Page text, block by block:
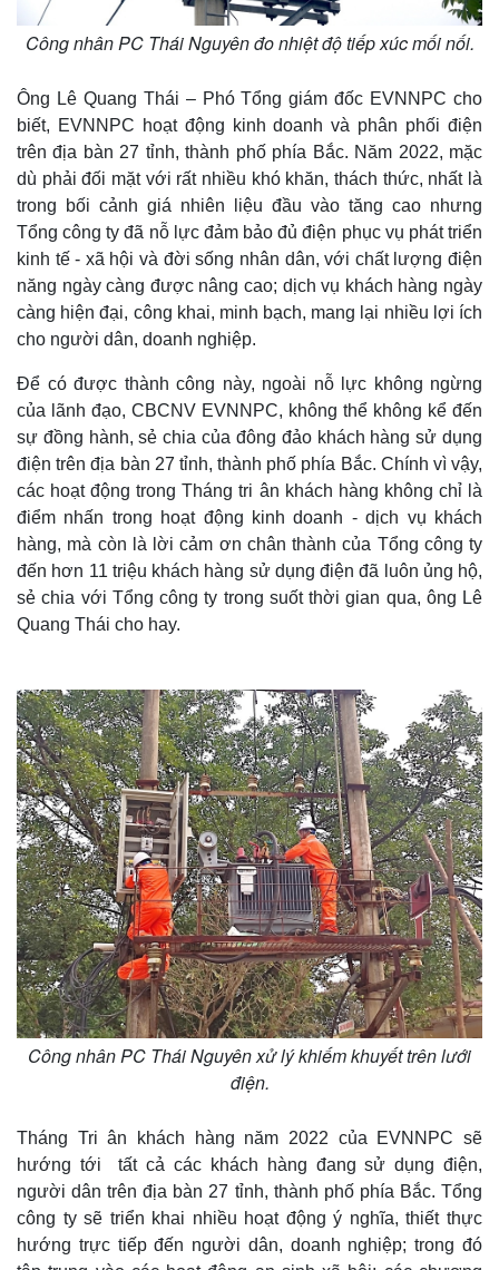
Cuộc sống đó đây
Hồ sơ
Ảnh
E-Magazine
Infographic
Công nhân PC Thái Nguyên đo nhiệt độ tiếp xúc mối nối.
Ông Lê Quang Thái – Phó Tổng giám đốc EVNNPC cho
biết, EVNNPC hoạt động kinh doanh và phân phối điện
trên địa bàn 27 tỉnh, thành phố phía Bắc. Năm 2022, mặc
dù phải đối mặt với rất nhiều khó khăn, thách thức, nhất là
trong bối cảnh giá nhiên liệu đầu vào tăng cao nhưng
Tổng công ty đã nỗ lực đảm bảo đủ điện phục vụ phát triển
kinh tế - xã hội và đời sống nhân dân, với chất lượng điện
năng ngày càng được nâng cao; dịch vụ khách hàng ngày
càng hiện đại, công khai, minh bạch, mang lại nhiều lợi ích
cho người dân, doanh nghiệp.
Để có được thành công này, ngoài nỗ lực không ngừng
của lãnh đạo, CBCNV EVNNPC, không thể không kể đến
sự đồng hành, sẻ chia của đông đảo khách hàng sử dụng
điện trên địa bàn 27 tỉnh, thành phố phía Bắc. Chính vì vậy,
các hoạt động trong Tháng tri ân khách hàng không chỉ là
điểm nhấn trong hoạt động kinh doanh - dịch vụ khách
hàng, mà còn là lời cảm ơn chân thành của Tổng công ty
đến hơn 11 triệu khách hàng sử dụng điện đã luôn ủng hộ,
sẻ chia với Tổng công ty trong suốt thời gian qua, ông Lê
Quang Thái cho hay.
Công nhân PC Thái Nguyên xử lý khiếm khuyết trên lưới
điện.
Tháng Tri ân khách hàng năm 2022 của EVNNPC sẽ
hướng tới tất cả các khách hàng đang sử dụng điện,
người dân trên địa bàn 27 tỉnh, thành phố phía Bắc. Tổng
công ty sẽ triển khai nhiều hoạt động ý nghĩa, thiết thực
hướng trực tiếp đến người dân, doanh nghiệp; trong đó